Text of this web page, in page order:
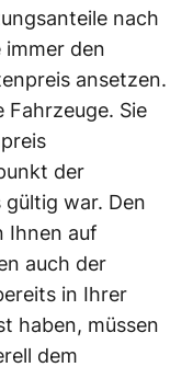
nach
den
ansetzen.
Sie
der
gültig war. Den
Ihnen auf
auch der
in Ihrer
haben, müssen
dem